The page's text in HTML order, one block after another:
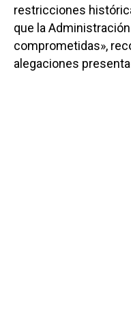
restricciones
que la
comprometidas»,
alegaciones